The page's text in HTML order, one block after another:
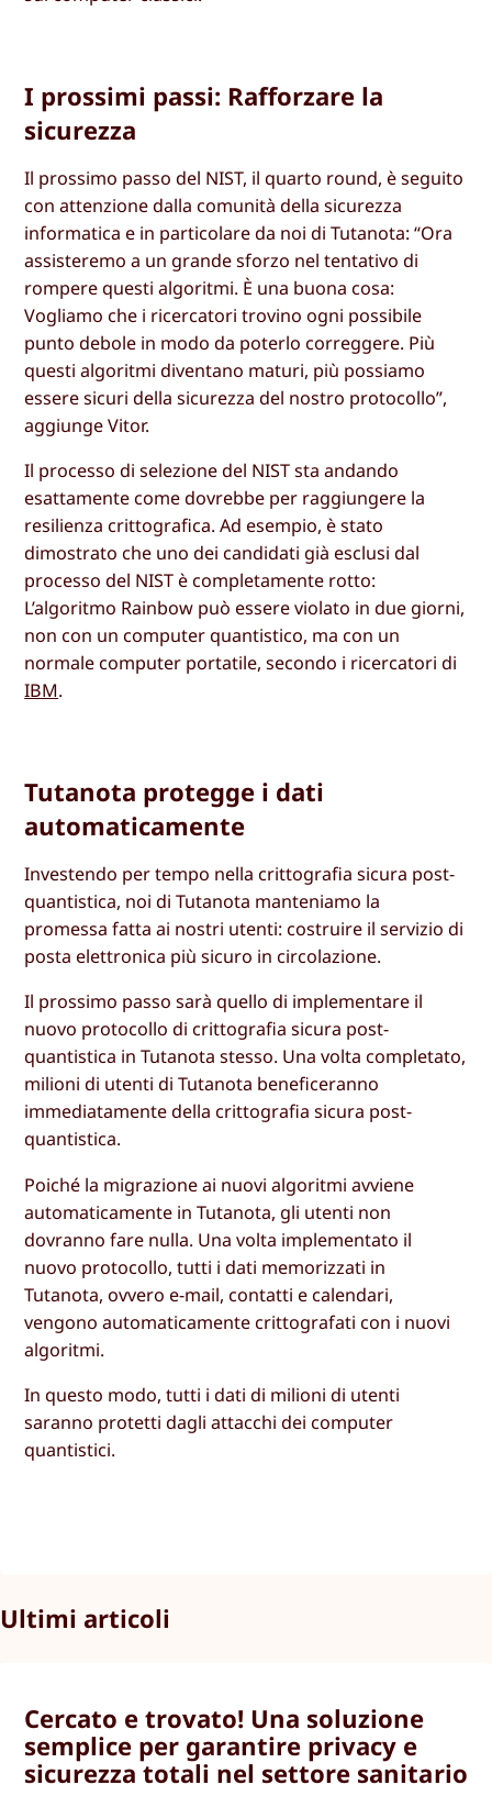
I prossimi passi: Rafforzare la
sicurezza
Il prossimo passo del NIST, il quarto round, è seguito
con attenzione dalla comunità della sicurezza
informatica e in particolare da noi di Tutanota: “Ora
assisteremo a un grande sforzo nel tentativo di
rompere questi algoritmi. È una buona cosa:
Vogliamo che i ricercatori trovino ogni possibile
punto debole in modo da poterlo correggere. Più
questi algoritmi diventano maturi, più possiamo
essere sicuri della sicurezza del nostro protocollo”,
aggiunge Vitor.
Il processo di selezione del NIST sta andando
esattamente come dovrebbe per raggiungere la
resilienza crittografica. Ad esempio, è stato
dimostrato che uno dei candidati già esclusi dal
processo del NIST è completamente rotto:
L’algoritmo Rainbow può essere violato in due giorni,
non con un computer quantistico, ma con un
normale computer portatile, secondo i ricercatori di
IBM.
Tutanota protegge i dati
automaticamente
Investendo per tempo nella crittografia sicura post-
quantistica, noi di Tutanota manteniamo la
promessa fatta ai nostri utenti: costruire il servizio di
posta elettronica più sicuro in circolazione.
Il prossimo passo sarà quello di implementare il
nuovo protocollo di crittografia sicura post-
quantistica in Tutanota stesso. Una volta completato,
milioni di utenti di Tutanota beneficeranno
immediatamente della crittografia sicura post-
quantistica.
Poiché la migrazione ai nuovi algoritmi avviene
automaticamente in Tutanota, gli utenti non
dovranno fare nulla. Una volta implementato il
nuovo protocollo, tutti i dati memorizzati in
Tutanota, ovvero e-mail, contatti e calendari,
vengono automaticamente crittografati con i nuovi
algoritmi.
In questo modo, tutti i dati di milioni di utenti
saranno protetti dagli attacchi dei computer
quantistici.
Ultimi articoli
Cercato e trovato! Una soluzione
semplice per garantire privacy e
sicurezza totali nel settore sanitario